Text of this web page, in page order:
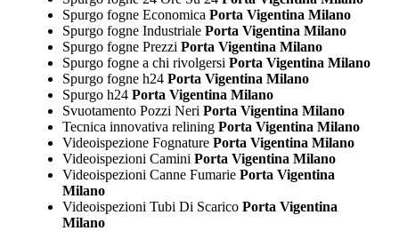
Spurgo fogne Economica Porta Vigentina Milano
Spurgo fogne IndustrialePorta Vigentina Milano
Spurgo fogne Prezzi Porta Vigentina Milano
Spurgo fogne a chi rivolgersi Porta Vigentina Milano
Spurgo fogne h24Porta Vigentina Milano
Spurgo h24Porta Vigentina Milano
Svuotamento Pozzi Neri Porta Vigentina Milano
Tecnica innovativa reliningPorta Vigentina Milano
Videoispezione FognaturePorta Vigentina Milano
Videoispezioni Camini Porta Vigentina Milano
Videoispezioni Canne FumariePorta Vigentina
Milano
Videoispezioni Tubi Di ScaricoPorta Vigentina
Milano